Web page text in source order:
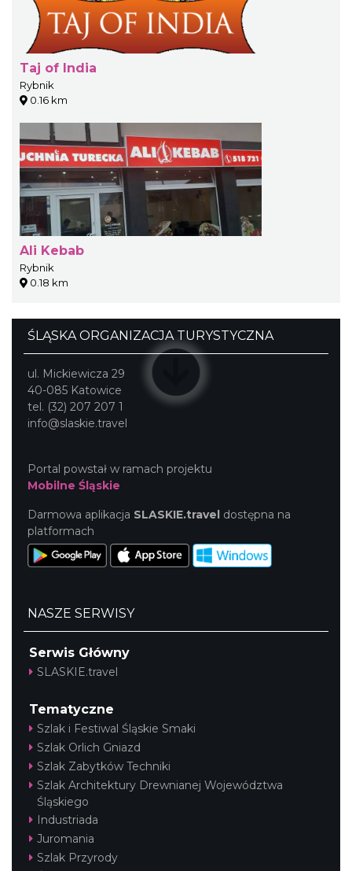
Taj of India
Rybnik
0.16 km
Ali Kebab
Rybnik
0.18 km
ŚLĄSKA ORGANIZACJA TURYSTYCZNA
ul. Mickiewicza 29
40-085 Katowice
tel. (32) 207 207 1
info@slaskie.travel
Portal powstał w ramach projektu
Mobilne Śląskie
Darmowa aplikacja SLASKIE.travel dostępna na
platformach
NASZE SERWISY
Serwis Główny
SLASKIE.travel
Tematyczne
Szlak i Festiwal Śląskie Smaki
Szlak Orlich Gniazd
Szlak Zabytków Techniki
Szlak Architektury Drewnianej Województwa
Śląskiego
Industriada
Juromania
Szlak Przyrody